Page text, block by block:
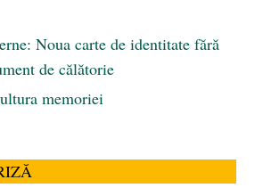
Noua carte de identitate fără
de călătorie
memoriei